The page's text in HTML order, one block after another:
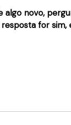
novo,
for sim,